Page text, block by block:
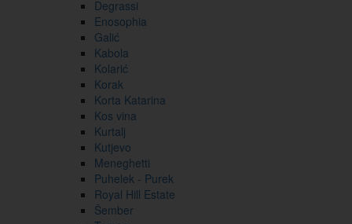
Degrassi
Enosophia
Galić
Kabola
Kolarić
Korak
Korta Katarina
Kos vina
Kurtalj
Kutjevo
Meneghetti
Puhelek - Purek
Royal Hill Estate
Šember